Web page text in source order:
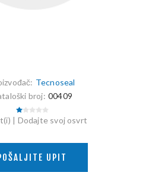
Tecnoseal
broj: 00409
| Dodajte svoj osvrt
UPIT